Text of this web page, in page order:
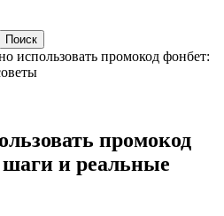
использовать промокод фонбет:
промокод
и реальные